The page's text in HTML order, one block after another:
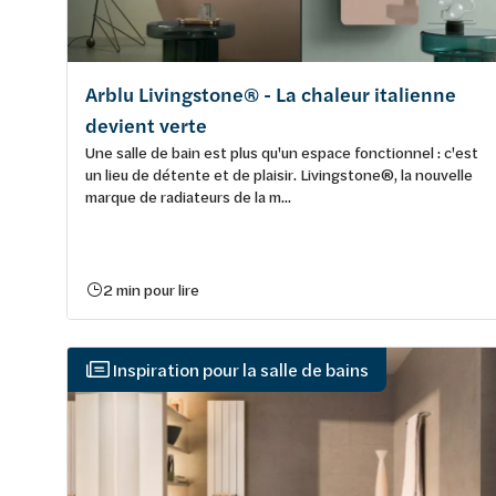
Arblu Livingstone® - La chaleur italienne
devient verte
Une salle de bain est plus qu'un espace fonctionnel : c'est
un lieu de détente et de plaisir. Livingstone®, la nouvelle
marque de radiateurs de la m...
2 min pour lire
Inspiration pour la salle de bains